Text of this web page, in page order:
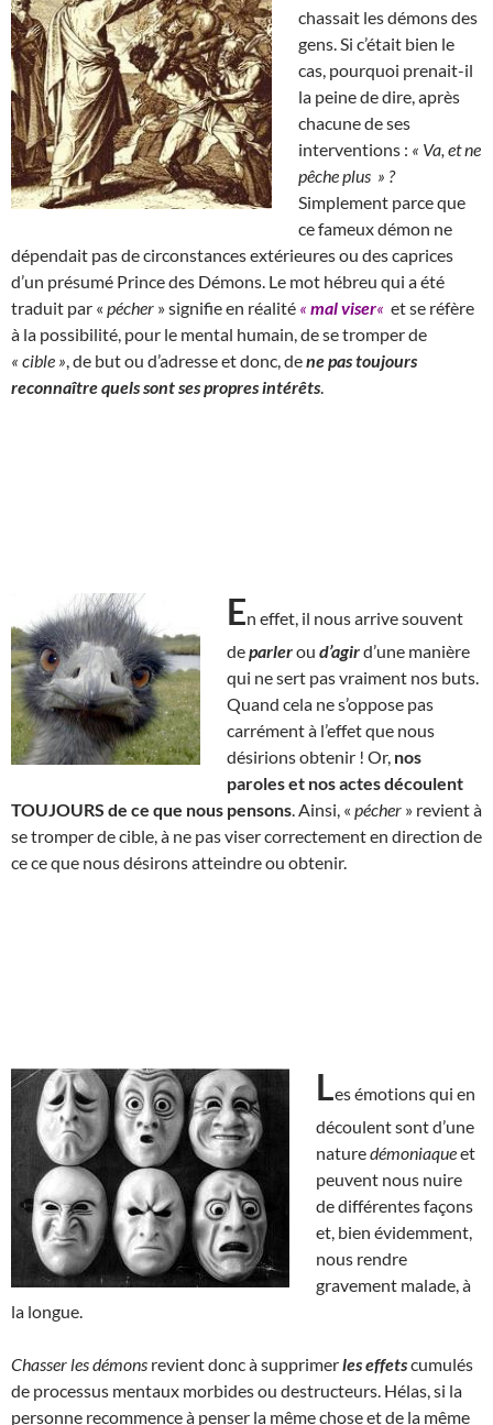
chassait les démons des
gens. Si c’était bien le
cas, pourquoi prenait-il
la peine de dire, après
chacune de ses
interventions : « Va, et ne
pêche plus » ?
Simplement parce que
ce fameux démon ne
dépendait pas de circonstances extérieures ou des caprices
d’un présumé Prince des Démons. Le mot hébreu qui a été
traduit par « pécher » signifie en réalité « mal viser« et se réfère
à la possibilité, pour le mental humain, de se tromper de
« cible » , de but ou d’adresse et donc, dene pas toujours
reconnaître quels sont ses propres intérêts
En effet, il nous arrive souvent
deparlerou d’agird’une manière
qui ne sert pas vraiment nos buts.
Quand cela ne s’oppose pas
carrément à l’effet que nous
désirions obtenir ! Or, nos
paroles et nos actes découlent
TOUJOURS de ce que nous pensons . Ainsi, « pécher » revient à
se tromper de cible, à ne pas viser correctement en direction de
ce ce que nous désirons atteindre ou obtenir.
Les émotions qui en
découlent sont d’une
naturedémoniaqueet
peuvent nous nuire
de différentes façons
et, bien évidemment,
nous rendre
gravement malade, à
la longue.
Chasser les démons revient donc à supprimerles effetscumulés
de processus mentaux morbides ou destructeurs. Hélas, si la
personne recommence à penser la même chose et de la même